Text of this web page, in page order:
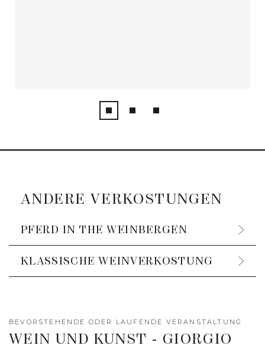
ANDERE VERKOSTUNGEN
PFERD IN THE WEINBERGEN
KLASSISCHE WEINVERKOSTUNG
BEVORSTEHENDE ODER LAUFENDE VERANSTALTUNG
WEIN UND KUNST - GIORGIO